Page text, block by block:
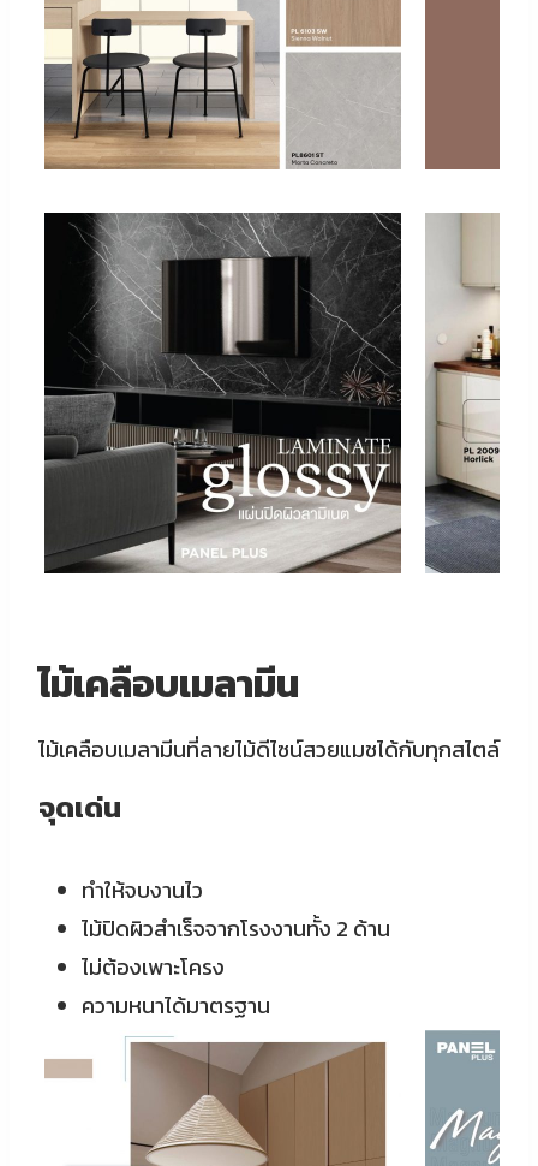
ไม้เคลือบเมลามีน
ไม้เคลือบเมลามีนที่ลายไม้ดีไซน์สวยแมชได้กับทุกสไตล์
จุดเด่น
ทำให้จบงานไว
ไม้ปิดผิวสำเร็จจากโรงงานทั้ง 2 ด้าน
ไม่ต้องเพาะโครง
ความหนาได้มาตรฐาน